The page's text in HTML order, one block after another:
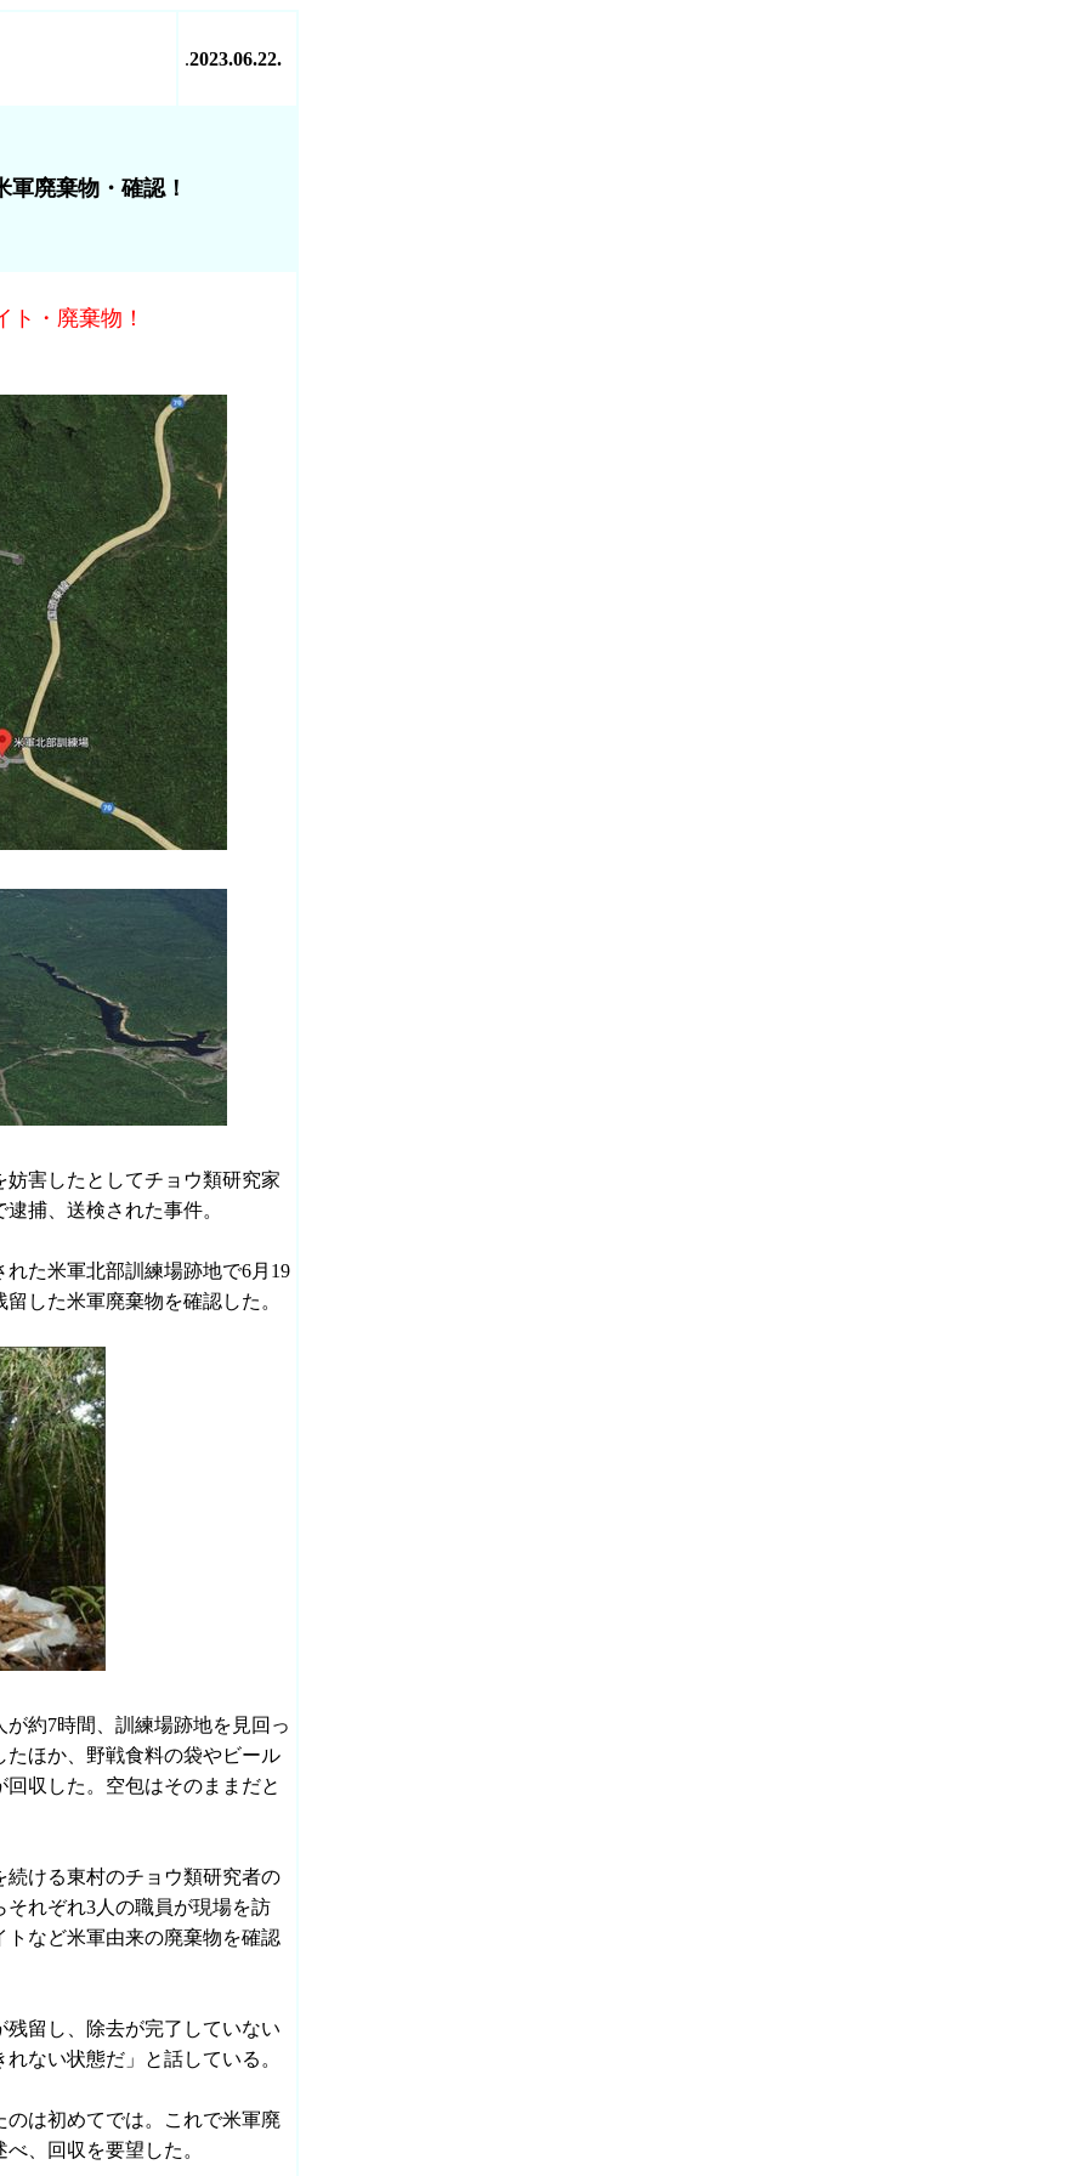
.2023.06.22.
廃棄物・確認！
・廃棄物！
害したとしてチョウ類研究家
捕、送検された事件。
た米軍北部訓練場跡地で6月19
した米軍廃棄物を確認した。
約7時間、訓練場跡地を見回っ
ほか、野戦食料の袋やビール
収した。空包はそのままだと
ける東村のチョウ類研究者の
れぞれ3人の職員が現場を訪
など米軍由来の廃棄物を確認
留し、除去が完了していない
ない状態だ」と話している。
は初めてでは。これで米軍廃
、回収を要望した。